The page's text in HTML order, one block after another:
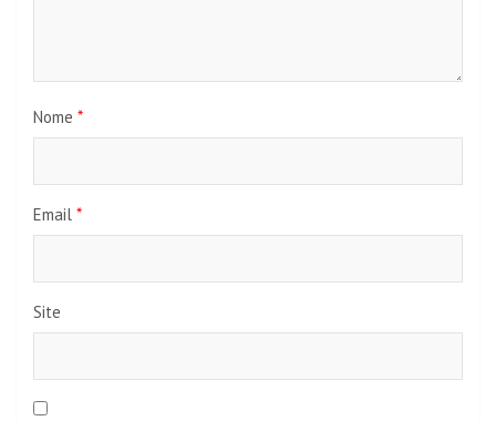
Nome *
Email *
Site